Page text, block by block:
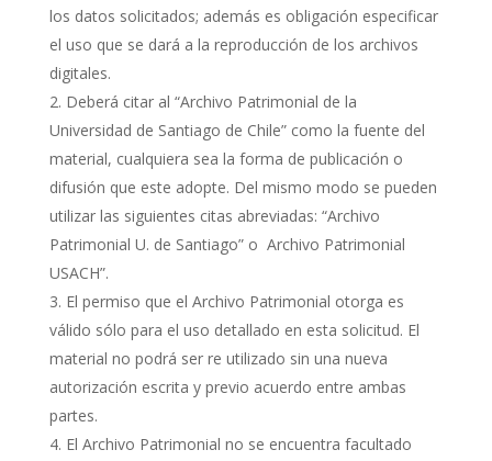
los datos solicitados; además es obligación especificar
el uso que se dará a la reproducción de los archivos
digitales.
Deberá citar al “Archivo Patrimonial de la
Universidad de Santiago de Chile” como la fuente del
material, cualquiera sea la forma de publicación o
difusión que este adopte. Del mismo modo se pueden
utilizar las siguientes citas abreviadas: “Archivo
Patrimonial U. de Santiago” o Archivo Patrimonial
USACH”.
El permiso que el Archivo Patrimonial otorga es
válido sólo para el uso detallado en esta solicitud. El
material no podrá ser re utilizado sin una nueva
autorización escrita y previo acuerdo entre ambas
partes.
El Archivo Patrimonial no se encuentra facultado